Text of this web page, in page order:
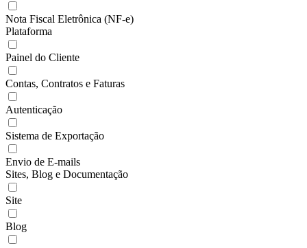
Nota Fiscal Eletrônica (NF-e)
Plataforma
Painel do Cliente
Contas, Contratos e Faturas
Autenticação
Sistema de Exportação
Envio de E-mails
Sites, Blog e Documentação
Site
Blog